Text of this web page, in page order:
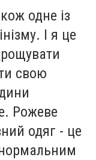
одне із
І я це
свою
Рожеве
одяг - це